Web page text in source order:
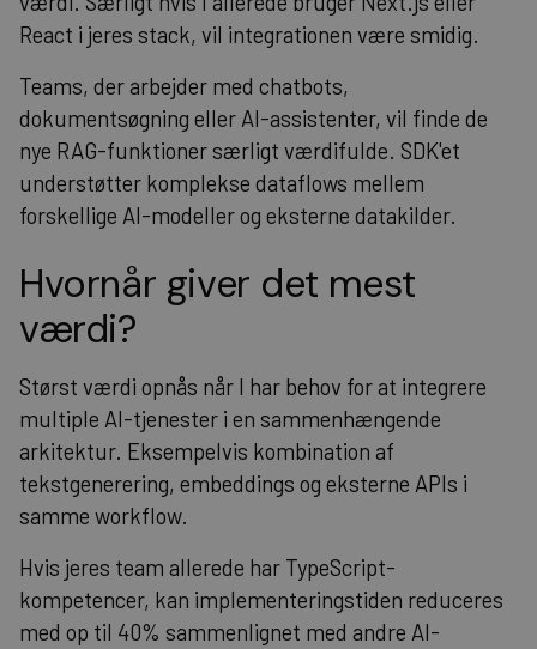
React i jeres stack, vil integrationen være smidig.
Teams, der arbejder med chatbots,
dokumentsøgning eller AI-assistenter, vil finde de
nye RAG-funktioner særligt værdifulde. SDK'et
understøtter komplekse dataflows mellem
forskellige AI-modeller og eksterne datakilder.
Hvornår giver det mest
værdi?
Størst værdi opnås når I har behov for at integrere
multiple AI-tjenester i en sammenhængende
arkitektur. Eksempelvis kombination af
tekstgenerering, embeddings og eksterne APIs i
samme workflow.
Hvis jeres team allerede har TypeScript-
kompetencer, kan implementeringstiden reduceres
med op til 40% sammenlignet med andre AI-